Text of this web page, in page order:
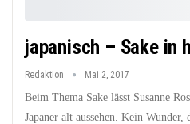
japanisch – Sake in
Redaktion Mai 2, 2017
Beim Thema Sake lässt Susanne
Japaner alt aussehen. Kein